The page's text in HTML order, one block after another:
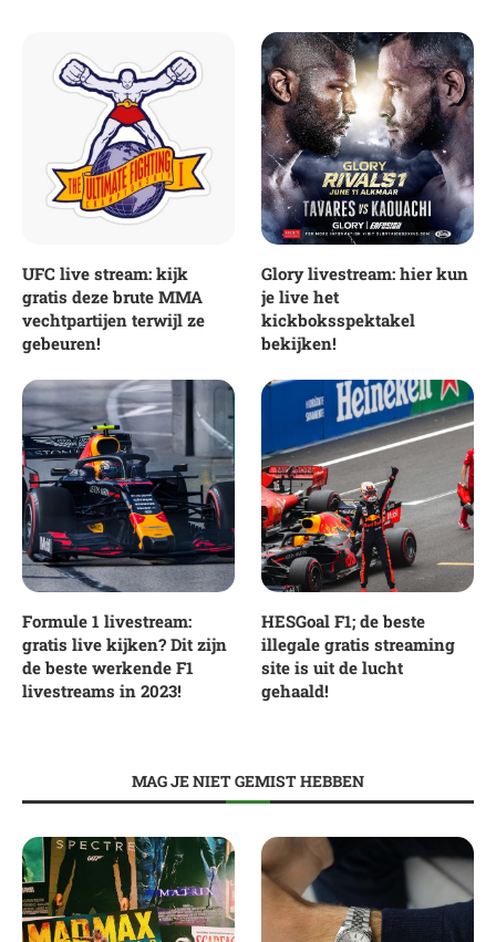
UFC live stream: kijk
gratis deze brute MMA
vechtpartijen terwijl ze
gebeuren!
Glory livestream: hier kun
je live het
kickboksspektakel
bekijken!
Formule 1 livestream:
gratis live kijken? Dit zijn
de beste werkende F1
livestreams in 2023!
HESGoal F1; de beste
illegale gratis streaming
site is uit de lucht
gehaald!
MAG JE NIET GEMIST HEBBEN